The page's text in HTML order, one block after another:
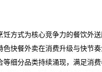
方式为核心竞争力的餐饮外
色快餐外卖在消费升级与快节
细分品类持续涌现，满足消